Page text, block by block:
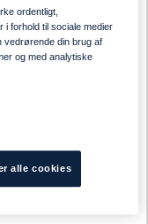
ordentligt,
i forhold til sociale medier
vedrørende din brug af
og med analytiske
alle cookies